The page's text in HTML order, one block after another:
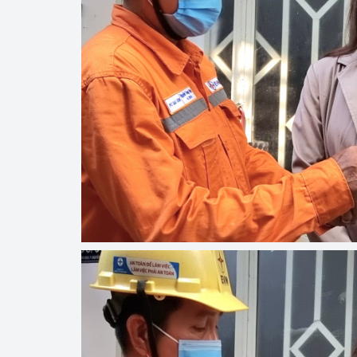
Khoa học, công
tạo
Thông báo
Bảo vệ môi trường
Bảo vệ nền tảng tư
Doanh nghiệp -
Xúc tiến thương mại
Thị trường nước
Thị trường trong
Ngành Công